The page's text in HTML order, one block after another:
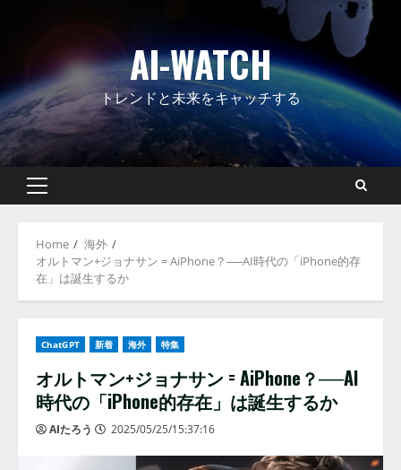
AI-WATCH
トレンドと未来をキャッチする
Primary
Home
海外
オルトマン+ジョナサン = AiPhone？──AI時代の「iPhone的存
在」は誕生するか
ChatGPT 新着 海外 特集
オルトマン+ジョナサン = AiPhone？──AI
時代の「iPhone的存在」は誕生するか
AIたろう 2025/05/25/15:37:16